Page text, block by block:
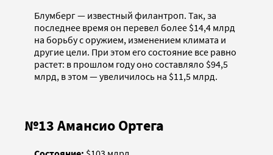
Блумберг — известный филантроп. Так, за
последнее время он перевел более $14,4 млрд
на борьбу с оружием, изменением климата и
другие цели. При этом его состояние все равно
растет: в прошлом году оно составляло $94,5
млрд, в этом — увеличилось на $11,5 млрд.
№13 Амансио Ортега